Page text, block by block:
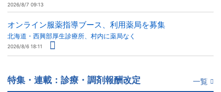
2026/8/7 09:13
オンライン服薬指導ブース、利用薬局を募集
北海道・西興部厚生診療所、村内に薬局なく
2026/8/6 18:11
特集・連載：診療・調剤報酬改定 一覧